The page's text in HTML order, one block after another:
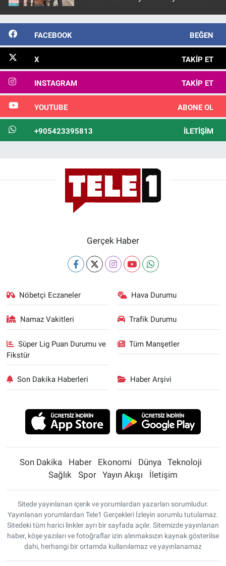
FACEBOOK BEĞEN
X TAKIP ET
INSTAGRAM TAKIP ET
YOUTUBE ABONE OL
+905423395813 İLETIŞIM
Gerçek Haber
Nöbetçi Eczaneler Hava Durumu
Namaz Vakitleri Trafik Durumu
Süper Lig Puan Durumu ve
Fikstür
Tüm Manşetler
Son Dakika Haberleri Haber Arşivi
Son Dakika Haber Ekonomi Dünya
Teknoloji
Sağlık
Spor Yayın Akışı İletişim
Sitede yayınlanan içerik ve yorumlardan yazarları sorumludur.
Yayınlanan yorumlardan Tele1 Gerçekleri İzleyin sorumlu tutulamaz.
Sitedeki tüm harici linkler ayrı bir sayfada açılır. Sitemizde yayınlanan
haber, köşe yazıları ve fotoğraflar izin alınmaksızın kaynak gösterilse
dahi, herhangi bir ortamda kullanılamaz ve yayınlanamaz